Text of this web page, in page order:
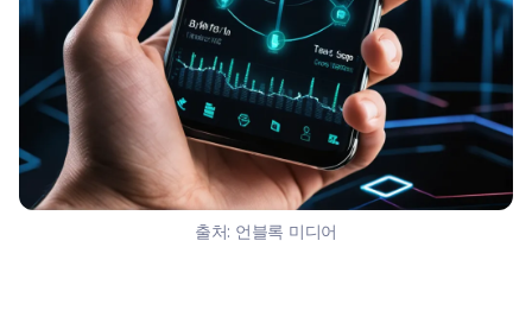
출처: 언블록 미디어